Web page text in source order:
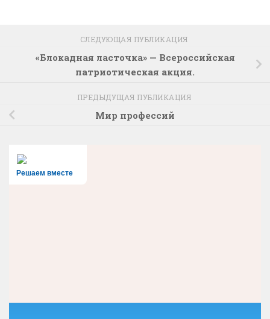
СЛЕДУЮЩАЯ ПУБЛИКАЦИЯ
«Блокадная ласточка» — Всероссийская
патриотическая акция.
ПРЕДЫДУЩАЯ ПУБЛИКАЦИЯ
Мир профессий
Решаем вместе